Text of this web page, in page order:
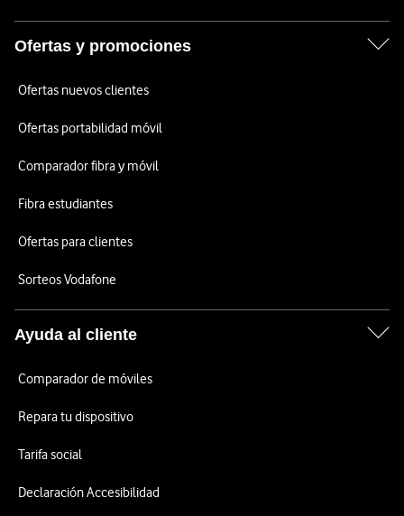
Ofertas y promociones
Ofertas nuevos clientes
Ofertas portabilidad móvil
Comparador fibra y móvil
Fibra estudiantes
Ofertas para clientes
Sorteos Vodafone
Ayuda al cliente
Comparador de móviles
Repara tu dispositivo
Tarifa social
Declaración Accesibilidad